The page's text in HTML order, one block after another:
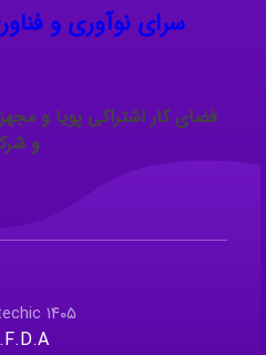
۱۴۰۵ edtechic ©
سرای نوآوری و
فضای کار اشتراکی پویا و
و